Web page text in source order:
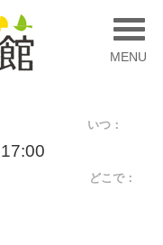
MENU
いつ：
どこで：